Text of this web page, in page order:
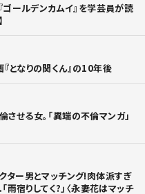
ゴールデンカムイ』を学芸員が読
となりの関くん』の10年後
せる女。「異端の不倫マンガ」
ター男とマッチング!肉体派すぎ
雨宿りしてく?」〈永妻花はマッチ